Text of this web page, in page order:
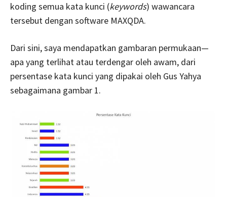
koding semua kata kunci (keywords) wawancara
tersebut dengan software MAXQDA.
Dari sini, saya mendapatkan gambaran permukaan—
apa yang terlihat atau terdengar oleh awam, dari
persentase kata kunci yang dipakai oleh Gus Yahya
sebagaimana gambar 1.